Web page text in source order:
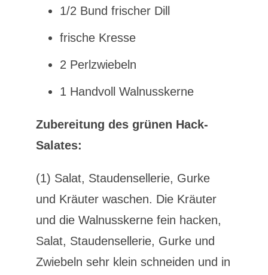
1/2 Bund frischer Dill
frische Kresse
2 Perlzwiebeln
1 Handvoll Walnusskerne
Zubereitung des grünen Hack-
Salates:
(1) Salat, Staudensellerie, Gurke
und Kräuter waschen. Die Kräuter
und die Walnusskerne fein hacken,
Salat, Staudensellerie, Gurke und
Zwiebeln sehr klein schneiden und in